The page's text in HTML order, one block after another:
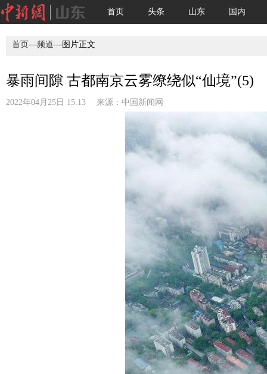
首页 头条 山东 国内
首页—频道—图片正文
暴雨间隙 古都南京云雾缭绕似“仙境”(5)
2022年04月25日 15:13 来源： 中国新闻网